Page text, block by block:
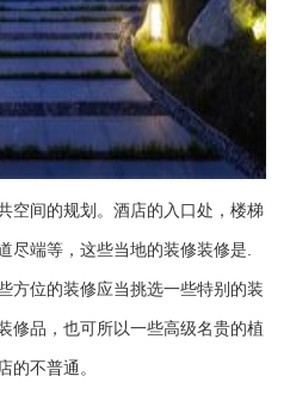
空间的规划。酒店的入口处，楼梯
尽端等，这些当地的装修装修是.
方位的装修应当挑选一些特别的装
修品，也可所以一些高级名贵的植
的不普通。